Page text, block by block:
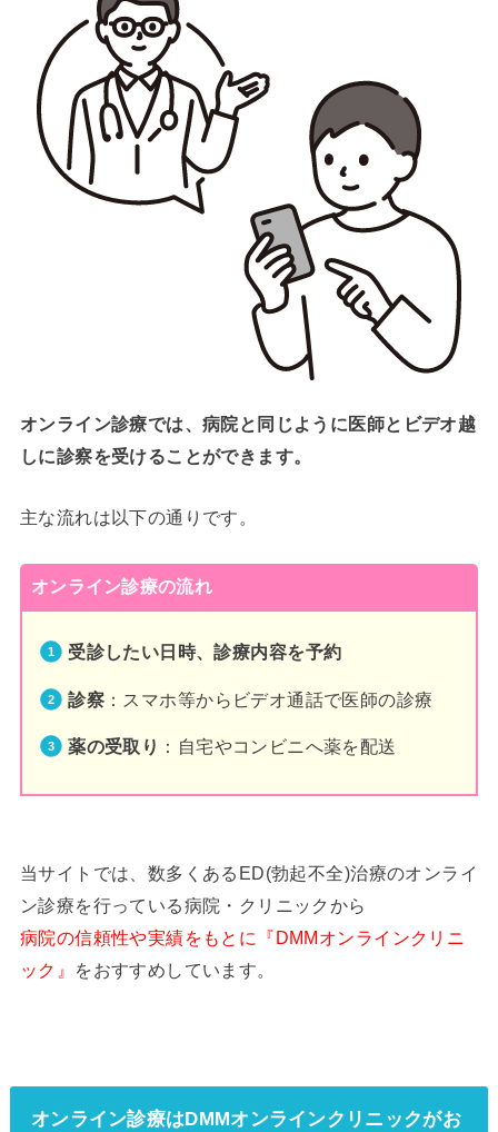
オンライン診療では、病院と同じように医師とビデオ越
しに診察を受けることができます。
主な流れは以下の通りです。
オンライン診療の流れ
受診したい日時、診療内容を予約
診察 ：スマホ等からビデオ通話で医師の診療
薬の受取り ：自宅やコンビニへ薬を配送
当サイトでは、数多くあるED(勃起不全)治療のオンライ
ン診療を行っている病院・クリニックから
病院の信頼性や実績をもとに『DMMオンラインクリニ
ック』
をおすすめしています。
オンライン診療はDMMオンラインクリニックがお